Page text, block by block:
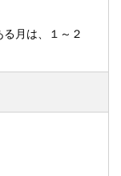
月は、１～２